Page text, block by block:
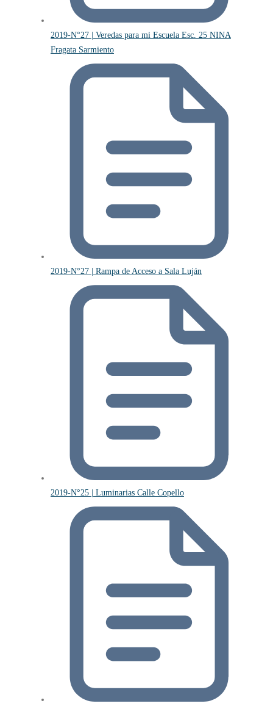
2019-N°27 | Veredas para mi Escuela Esc. 25 NINA
Fragata Sarmiento
2019-N°27 | Rampa de Acceso a Sala Luján
2019-N°25 | Luminarias Calle Copello